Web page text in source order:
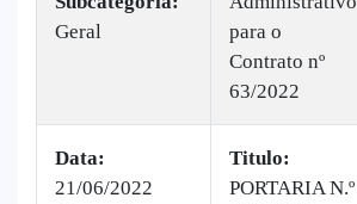
Geral
para o
Contrato nº
63/2022
Data:
21/06/2022
Titulo:
PORTARIA N.º